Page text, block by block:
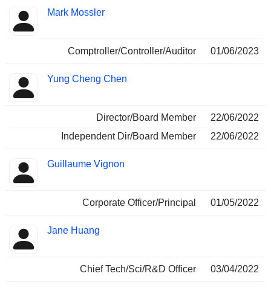
Mark Mossler
Comptroller/Controller/Auditor 01/06/2023
Yung Cheng Chen
Director/Board Member
22/06/2022
Independent Dir/Board Member
22/06/2022
Guillaume Vignon
Corporate Officer/Principal 01/05/2022
Jane Huang
Chief Tech/Sci/R&D Officer 03/04/2022